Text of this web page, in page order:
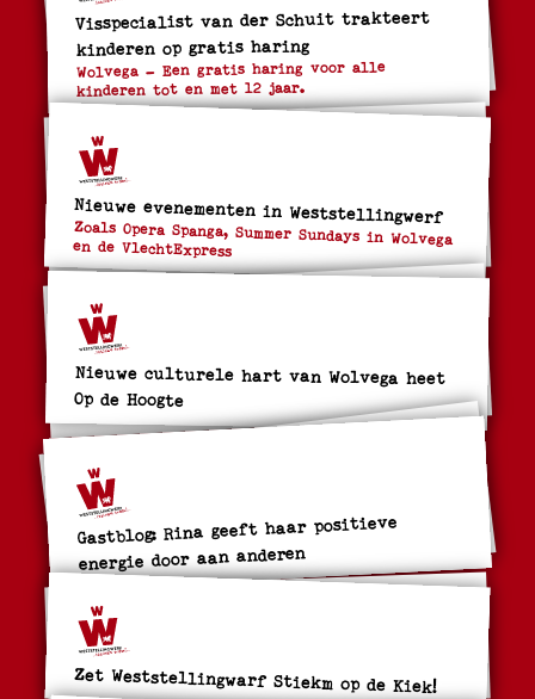
Visspecialist van der Schuit trakteert
kinderen op gratis haring
Wolvega – Een gratis haring voor alle
kinderen tot en met 12 jaar.
Nieuwe evenementen in Weststellingwerf
Zoals Opera Spanga, Summer Sundays in Wolvega
en de VlechtExpress
Nieuwe culturele hart van Wolvega heet
Op de Hoogte
Gastblog: Rina geeft haar positieve
energie door aan anderen
Zet Weststellingwarf Stiekm op de Kiek!